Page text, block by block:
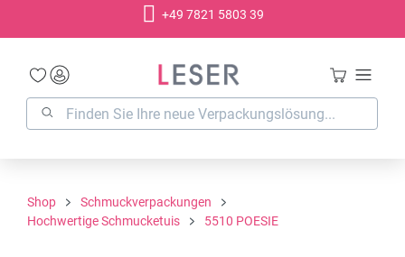
+49 7821 5803 39
Shop
Schmuckverpackungen
Hochwertige Schmucketuis
5510 POESIE